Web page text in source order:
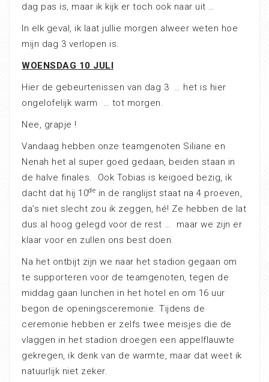
dag pas is, maar ik kijk er toch ook naar uit …
In elk geval, ik laat jullie morgen alweer weten hoe
mijn dag 3 verlopen is.
WOENSDAG 10 JULI
Hier de gebeurtenissen van dag 3 … het is hier
ongelofelijk warm
… tot morgen.
Nee, grapje !
Vandaag hebben onze teamgenoten Siliane en
Nenah het al super goed gedaan, beiden staan in
de halve finales.
Ook Tobias is keigoed bezig, ik
dacht dat hij 10de in de ranglijst staat na 4 proeven,
da’s niet slecht zou ik zeggen, hé! Ze hebben de lat
dus al hoog gelegd voor de rest …
maar we zijn er
klaar voor en zullen ons best doen.
Na het ontbijt zijn we naar het stadion gegaan om
te supporteren voor de teamgenoten, tegen de
middag gaan lunchen in het hotel en om 16 uur
begon de openingsceremonie. Tijdens de
ceremonie hebben er zelfs twee meisjes die de
vlaggen in het stadion droegen een appelflauwte
gekregen, ik denk van de warmte, maar dat weet ik
natuurlijk niet zeker.